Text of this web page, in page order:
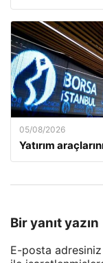
05/08/2026
Yatırım
Bir yanıt yazın
E-posta